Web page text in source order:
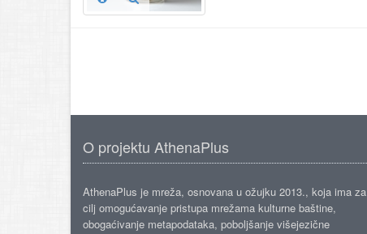
O projektu AthenaPlus
AthenaPlus je mreža, osnovana u ožujku 2013., koja ima za
cilj omogućavanje pristupa mrežama kulturne baštine,
obogaćivanje metapodataka, poboljšanje višejezične